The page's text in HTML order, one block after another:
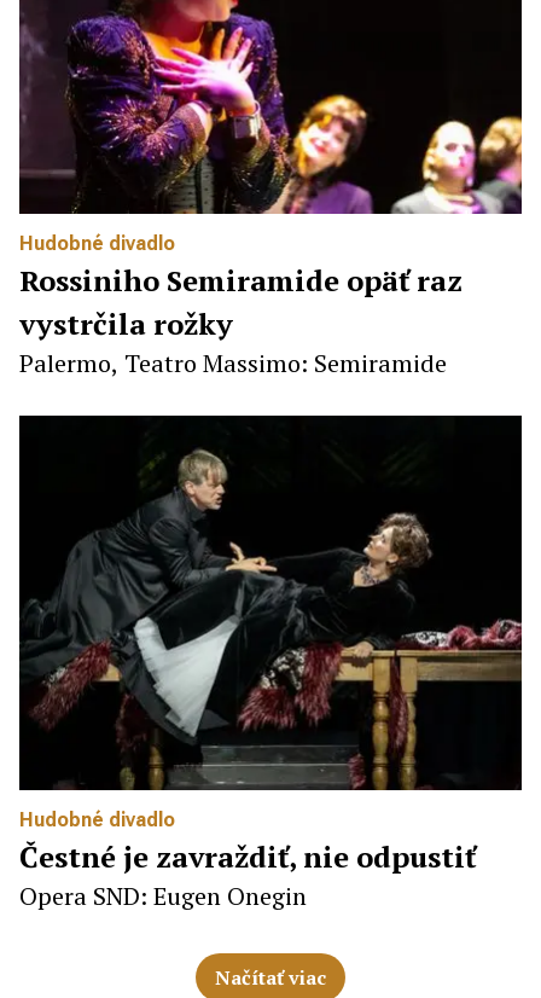
Hudobné divadlo
Rossiniho Semiramide opäť raz
vystrčila rožky
Palermo, Teatro Massimo: Semiramide
Hudobné divadlo
Čestné je zavraždiť, nie odpustiť
Opera SND: Eugen Onegin
Načítať viac